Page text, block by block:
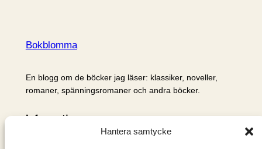
Hantera samtycke
Bokblomma
En blogg om de böcker jag läser: klassiker, noveller,
romaner, spänningsromaner och andra böcker.
Information